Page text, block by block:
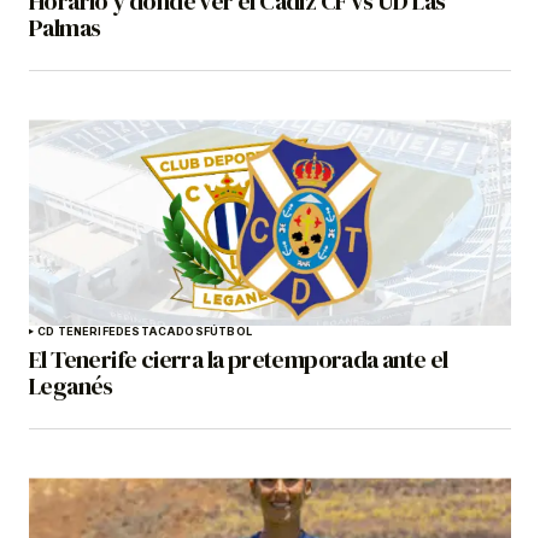
Palmas
CD TENERIFEDESTACADOS FÚTBOL
El Tenerife cierra la pretemporada ante el
Leganés